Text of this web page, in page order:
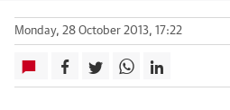
Monday, 28 October 2013, 17:22